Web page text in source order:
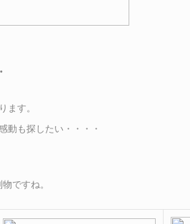
す。
動も探したい・・・・
ですね。